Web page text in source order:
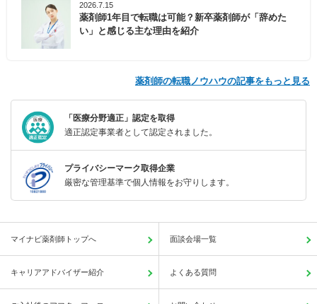
2026.7.15
薬剤師1年目で転職は可能？新卒薬剤師が「辞めた
い」と感じる主な理由を紹介
薬剤師の転職ノウハウの記事をもっと見る
「医療分野適正」認定を取得
適正認定事業者として認定されました。
プライバシーマーク取得企業
厳密な管理基準で個人情報をお守りします。
マイナビ薬剤師トップへ 面談会場一覧
キャリアアドバイザー紹介 よくある質問